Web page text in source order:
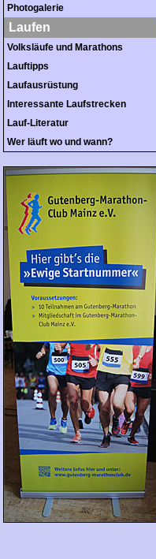
Photogalerie
Laufen
Volksläufe und Marathons
Lauftipps
Laufausrüstung
Interessante Laufstrecken
Lauf-Literatur
Wer läuft wo und wann?